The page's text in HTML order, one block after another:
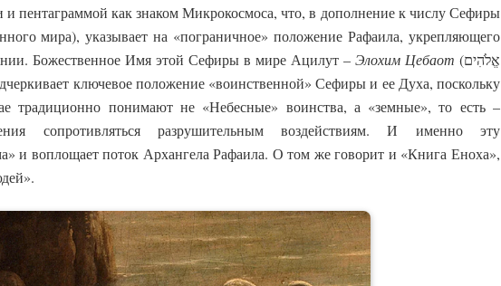
и пентаграммой как знаком Микрокосмоса, что, в дополнение к числу Сефиры
мира), указывает на «пограничное» положение Рафаила, укрепляющего
Божественное Имя этой Сефиры в мире Ацилут – Элохим Цебаот (אֱלֹהִים
ключевое положение «воинственной» Сефиры и ее Духа, поскольку
традиционно понимают не «Небесные» воинства, а «земные», то есть –
сопротивляться разрушительным воздействиям. И именно эту
и воплощает поток Архангела Рафаила. О том же говорит и «Книга Еноха»,